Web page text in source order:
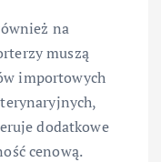
na
muszą
importowych
dodatkowe
cenową.